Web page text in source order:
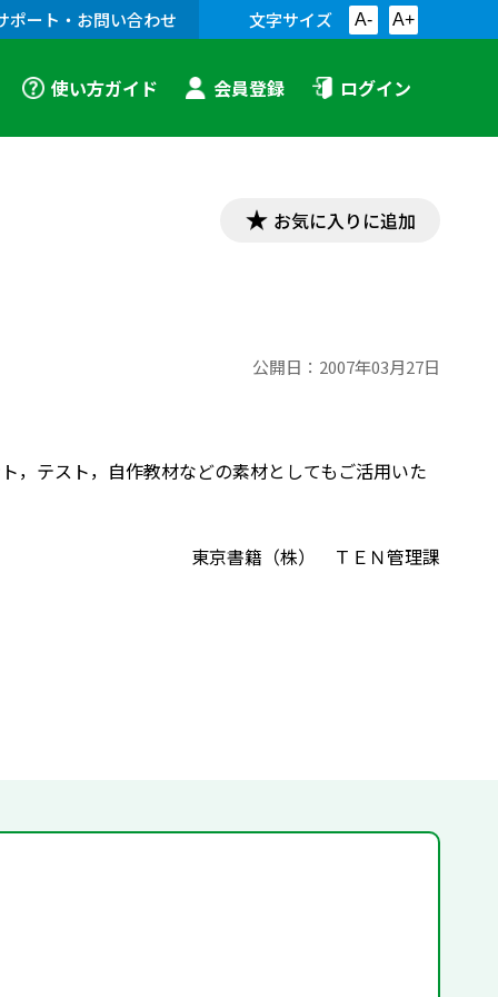
ポート・お問い合わせ 文字サイズ A- A+
使い方ガイド 会員登録 ログイン
お気に入りに追加
公開日： 2007年03月27日
，テスト，自作教材などの素材としてもご活用いた
東京書籍（株） ＴＥＮ管理課